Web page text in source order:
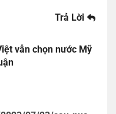
Trả Lời
vẫn chọn nước Mỹ